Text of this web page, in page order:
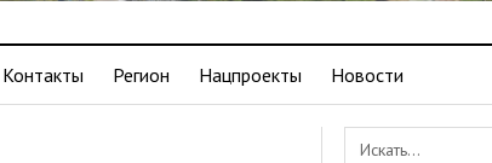
Контакты Регион Нацпроекты Новости